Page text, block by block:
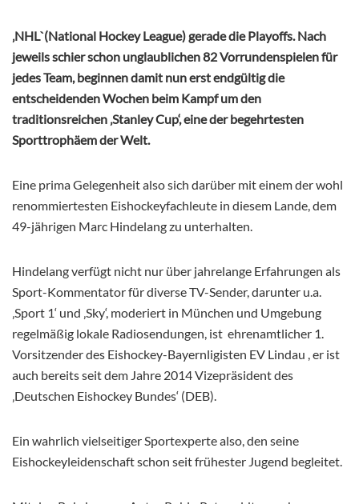
‚NHL`(National Hockey League) gerade die Playoffs. Nach
jeweils schier schon unglaublichen 82 Vorrundenspielen für
jedes Team, beginnen damit nun erst endgültig die
entscheidenden Wochen beim Kampf um den
traditionsreichen ‚Stanley Cup‘, eine der begehrtesten
Sporttrophäem der Welt.
Eine prima Gelegenheit also sich darüber mit einem der wohl
renommiertesten Eishockeyfachleute in diesem Lande, dem
49-jährigen Marc Hindelang zu unterhalten.
Hindelang verfügt nicht nur über jahrelange Erfahrungen als
Sport-Kommentator für diverse TV-Sender, darunter u.a.
‚Sport 1‘ und ‚Sky‘, moderiert in München und Umgebung
regelmäßig lokale Radiosendungen, ist ehrenamtlicher 1.
Vorsitzender des Eishockey-Bayernligisten EV Lindau , er ist
auch bereits seit dem Jahre 2014 Vizepräsident des
‚Deutschen Eishockey Bundes‘ (DEB).
Ein wahrlich vielseitiger Sportexperte also, den seine
Eishockeyleidenschaft schon seit frühester Jugend begleitet.